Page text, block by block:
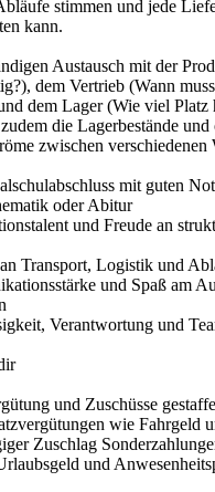
stimmen und jede
kann.
Austausch mit der
dem Vertrieb (Wann
dem Lager (Wie viel Platz
die Lagerbestände und
zwischen verschiedenen
mit guten
oder Abitur
und Freude an
Transport, Logistik und
und Spaß am
Verantwortung und
und Zuschüsse
wie Fahrgeld
Zuschlag
und